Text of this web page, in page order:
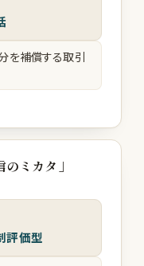
を補償する取引
ミカタ」
評価型